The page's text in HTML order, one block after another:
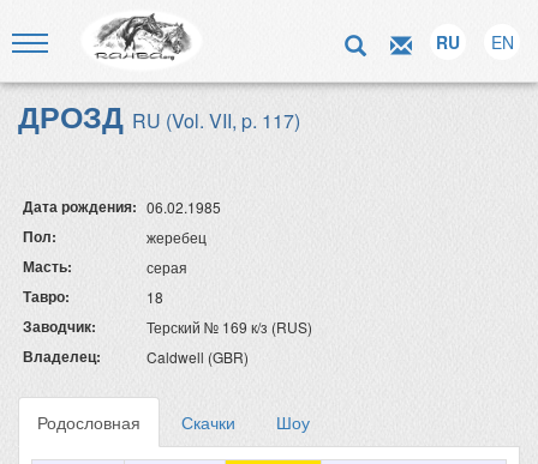
RU EN
ДРОЗД RU (Vol. VII, p. 117)
Дата рождения: 06.02.1985
Пол: жеребец
Масть: серая
Тавро: 18
Заводчик: Терский № 169 к/з (RUS)
Владелец: Caldwell (GBR)
Родословная Скачки Шоу